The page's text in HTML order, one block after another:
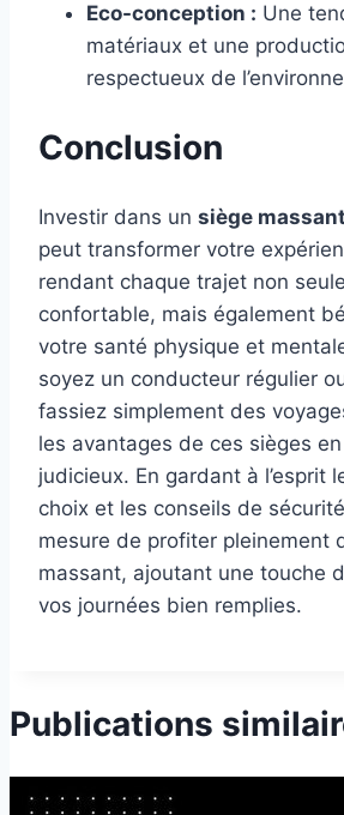
Eco-conception : Une
matériaux et une
respectueux de
Conclusion
Investir dans un siège
peut transformer votre
rendant chaque trajet non
confortable, mais également
votre santé physique et
soyez un conducteur régulier
fassiez simplement des
les avantages de ces sièges
judicieux. En gardant à l’esprit
choix et les conseils de
mesure de profiter pleinement
massant, ajoutant une touche
vos journées bien remplies.
Publications